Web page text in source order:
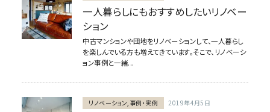
一人暮らしにもおすすめしたいリノベー
ション
中古マンションや団地をリノベーションして、一人暮らし
を楽しんでいる方も増えてきています。そこで、リノベーシ
ョン事例と一緒...
リノベーション,事例・実例 2019年4月5日